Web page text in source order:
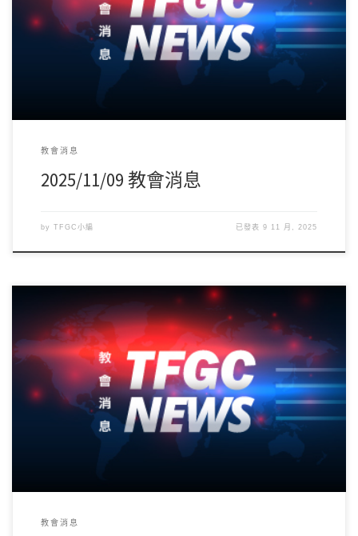
誠摯感謝並歡迎香港銅浸將軍澳福音堂堂主任-葉偉洪傳道前來分享
信息，願神豐盛的恩典與祝福在家庭及服事！ […]
教會消息
2025/11/09 教會消息
by TFGC小編 已發表9 11 月, 2025
今天11/2(日)為聖餐主日，預備心一同領受主耶穌基督救贖的恩
典。下午13:30於六樓大會議室召開G […]
教會消息